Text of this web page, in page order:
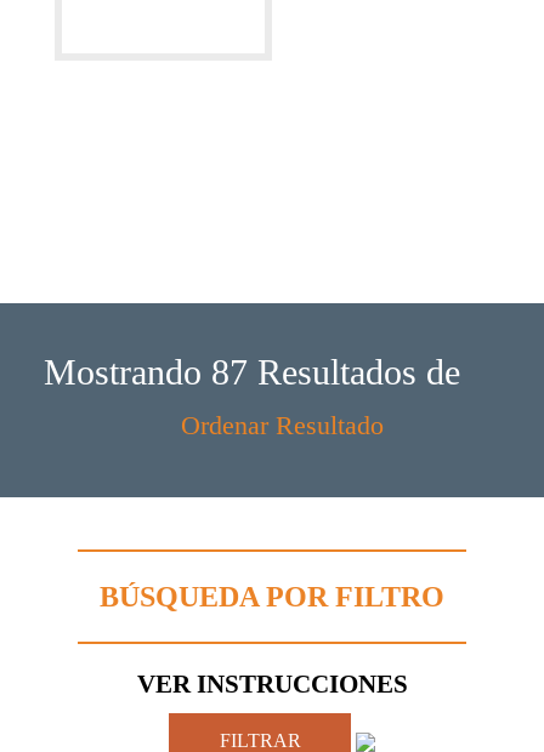
Mostrando 87 Resultados de
BÚSQUEDA POR FILTRO
VER INSTRUCCIONES
FILTRAR